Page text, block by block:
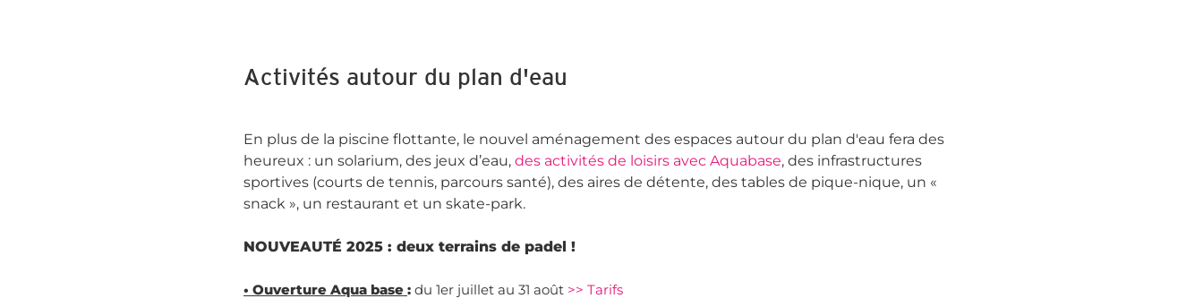
Activités autour du plan d'eau
En plus de la piscine flottante, le nouvel aménagement des espaces autour du plan d'eau fera des
heureux : un solarium, des jeux d’eau, des activités de loisirs avec Aquabase, des infrastructures
sportives (courts de tennis, parcours santé), des aires de détente, des tables de pique-nique, un «
snack », un restaurant et un skate-park.
NOUVEAUTÉ 2025 : deux terrains de padel !
• Ouverture Aqua base : du 1er juillet au 31 août >> Tarifs